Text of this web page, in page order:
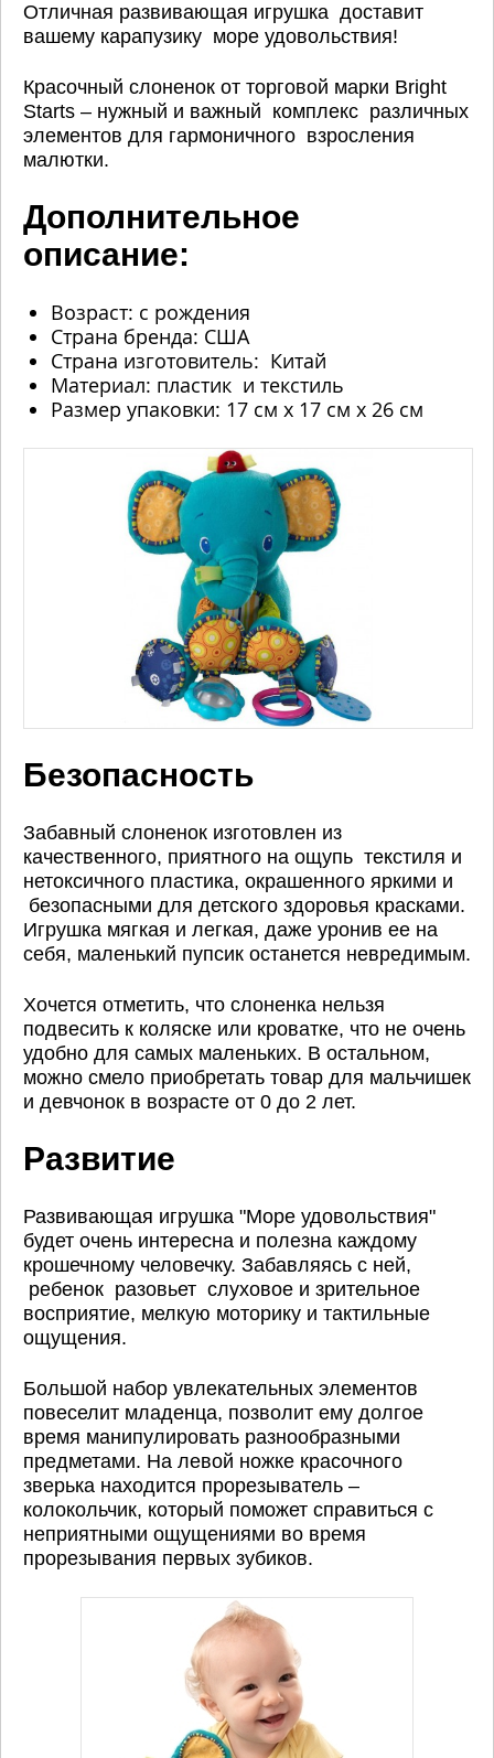
Отличная развивающая игрушка доставит
вашему карапузику море удовольствия!
Красочный слоненок от торговой марки Bright
Starts – нужный и важный комплекс различных
элементов для гармоничного взросления
малютки.
Дополнительное
описание:
Возраст: с рождения
Страна бренда: США
Страна изготовитель: Китай
Материал: пластик и текстиль
Размер упаковки: 17 см х 17 см х 26 см
Безопасность
Забавный слоненок изготовлен из
качественного, приятного на ощупь текстиля и
нетоксичного пластика, окрашенного яркими и
безопасными для детского здоровья красками.
Игрушка мягкая и легкая, даже уронив ее на
себя, маленький пупсик останется невредимым.
Хочется отметить, что слоненка нельзя
подвесить к коляске или кроватке, что не очень
удобно для самых маленьких. В остальном,
можно смело приобретать товар для мальчишек
и девчонок в возрасте от 0 до 2 лет.
Развитие
Развивающая игрушка "Море удовольствия"
будет очень интересна и полезна каждому
крошечному человечку. Забавляясь с ней,
ребенок разовьет слуховое и зрительное
восприятие, мелкую моторику и тактильные
ощущения.
Большой набор увлекательных элементов
повеселит младенца, позволит ему долгое
время манипулировать разнообразными
предметами. На левой ножке красочного
зверька находится прорезыватель –
колокольчик, который поможет справиться с
неприятными ощущениями во время
прорезывания первых зубиков.